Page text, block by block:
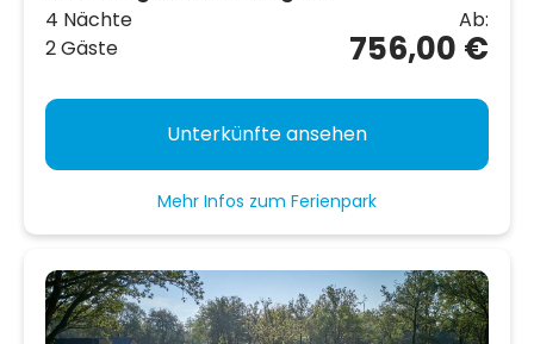
4 Nächte
2 Gäste
Ab:
756,00 €
Unterkünfte ansehen
Mehr Infos zum Ferienpark